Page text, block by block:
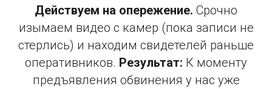
Действуем на опережение. Срочно
изымаем видео с камер (пока записи не
стерлись) и находим свидетелей раньше
оперативников. Результат: К моменту
предъявления обвинения у нас уже